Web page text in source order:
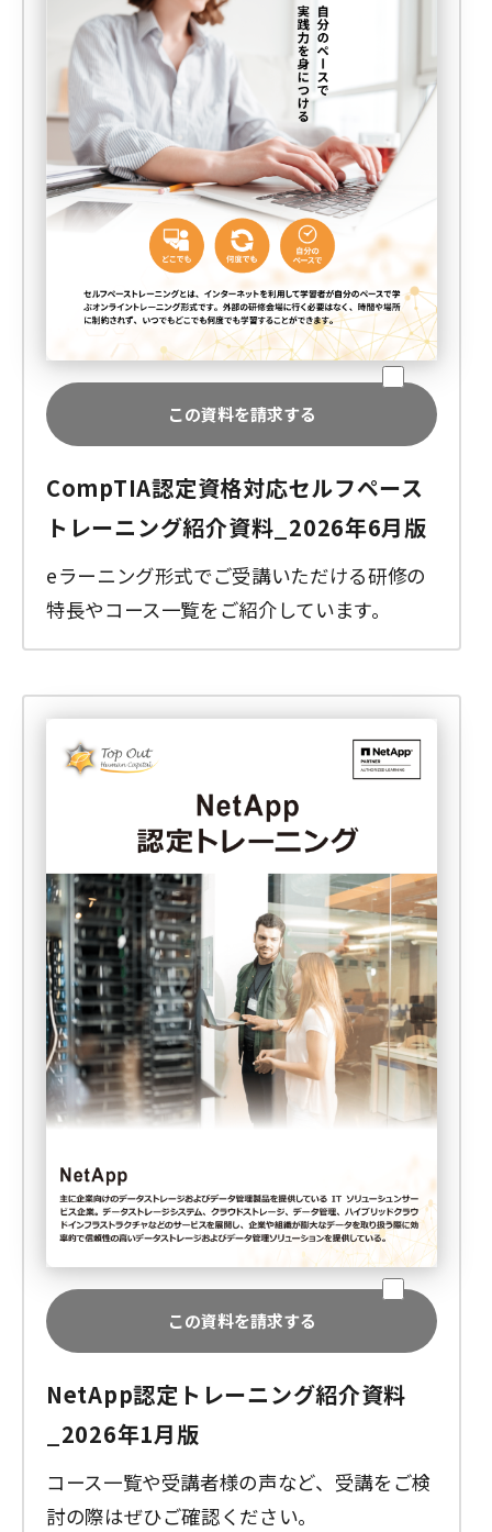
この資料を請求する
CompTIA認定資格対応セルフペース
トレーニング紹介資料_2026年6月版
eラーニング形式でご受講いただける研修の
特長やコース一覧をご紹介しています。
この資料を請求する
NetApp認定トレーニング紹介資料
_2026年1月版
コース一覧や受講者様の声など、受講をご検
討の際はぜひご確認ください。